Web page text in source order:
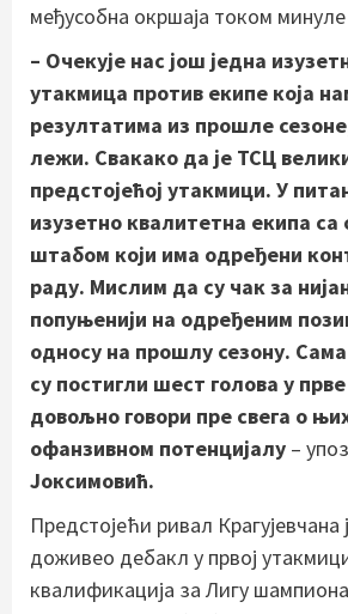
међусобна окршаја током
– Очекује нас још једна
утакмица против екипе која
резултатима из прошле
лежи. Свакако да је ТСЦ
предстојећој утакмици. У
изузетно квалитетна екипа са
штабом који има одређени
раду. Мислим да су чак за
попуњенији на одређеним
односу на прошлу сезону.
су постигли шест голова у
довољно говори пре свега о
офанзивном потенцијалу –
Јоксимовић.
Предстојећи ривал Крагујевчана
доживео дебакл у првој
квалификација за Лигу